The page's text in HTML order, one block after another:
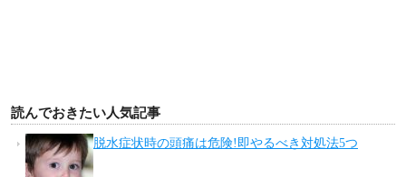
読んでおきたい人気記事
脱水症状時の頭痛は危険!即やるべき対処法5つ